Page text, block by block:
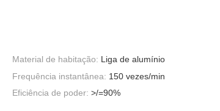
Material de habitação: Liga de alumínio
Frequência instantânea: 150 vezes/min
Eficiência de poder: >/=90%